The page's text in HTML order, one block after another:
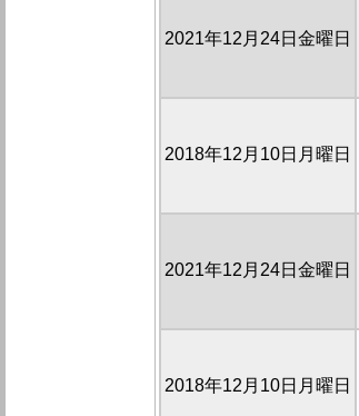
2021年12月24日金曜日
2018年12月10日月曜日
2021年12月24日金曜日
2018年12月10日月曜日